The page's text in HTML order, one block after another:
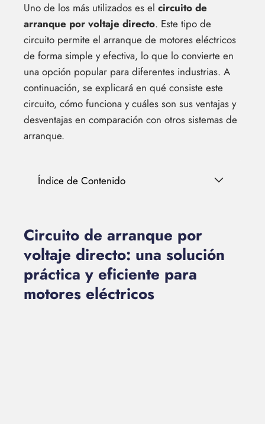
Uno de los más utilizados es el circuito de
arranque por voltaje directo. Este tipo de
circuito permite el arranque de motores eléctricos
de forma simple y efectiva, lo que lo convierte en
una opción popular para diferentes industrias. A
continuación, se explicará en qué consiste este
circuito, cómo funciona y cuáles son sus ventajas y
desventajas en comparación con otros sistemas de
arranque.
Índice de Contenido
Circuito de arranque por
voltaje directo: una solución
práctica y eficiente para
motores eléctricos